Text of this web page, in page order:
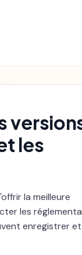
les
la meilleure
les
enregistrer et